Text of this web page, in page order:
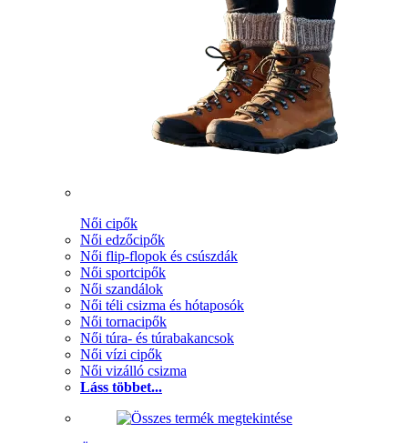
Női cipők
Női edzőcipők
Női flip-flopok és csúszdák
Női sportcipők
Női szandálok
Női téli csizma és hótaposók
Női tornacipők
Női túra- és túrabakancsok
Női vízi cipők
Női vizálló csizma
Láss többet...